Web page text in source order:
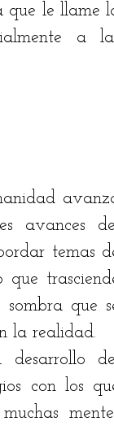
que le llame
a
avances
temas
que
la realidad.
con los